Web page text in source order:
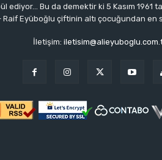
ediyor… Bu da demektir ki 5 Kasım 1961
Eyüboğlu çiftinin altı çocuğundan en
İletişim: